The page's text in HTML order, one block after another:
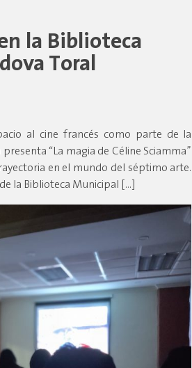
la Biblioteca
Toral
al cine francés como parte de la
“La magia de Céline Sciamma”
en el mundo del séptimo arte.
la Biblioteca Municipal […]